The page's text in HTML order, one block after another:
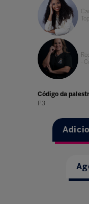
Top
-
Código da
P3